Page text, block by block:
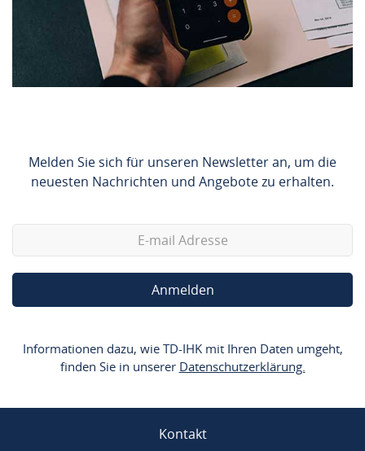
Melden Sie sich für unseren Newsletter an, um die
neuesten Nachrichten und Angebote zu erhalten.
Anmelden
Informationen dazu, wie TD-IHK mit Ihren Daten umgeht,
finden Sie in unserer Datenschutzerklärung.
Kontakt